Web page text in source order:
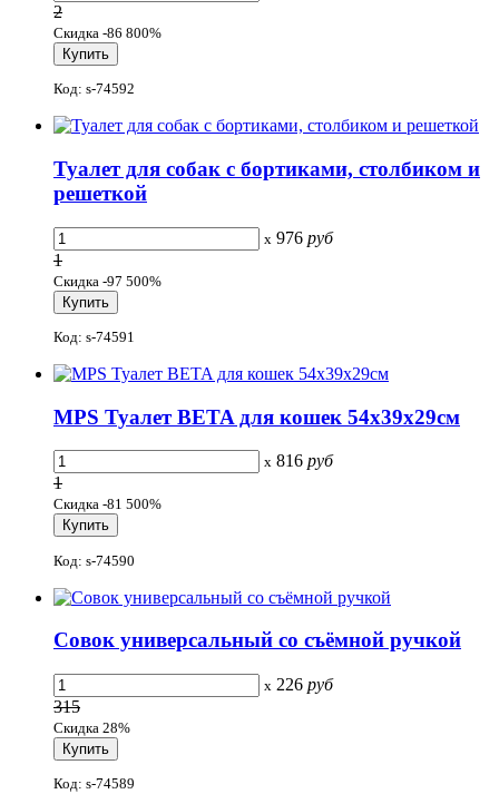
2
Скидка -86 800%
Код: s-74592
Туалет для собак с бортиками, столбиком и
решеткой
x 976 руб
1
Скидка -97 500%
Код: s-74591
MPS Туалет BETA для кошек 54x39x29см
x 816 руб
1
Скидка -81 500%
Код: s-74590
Совок универсальный со съёмной ручкой
x 226 руб
315
Скидка 28%
Код: s-74589